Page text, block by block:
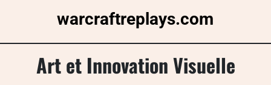
warcraftreplays.com
Art et Innovation Visuelle